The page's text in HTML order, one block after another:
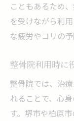
こともあるため
を受けながら利
な疲労やコリの
整骨院利用時に
整骨院では、治
れることで、心
す。堺市や柏原